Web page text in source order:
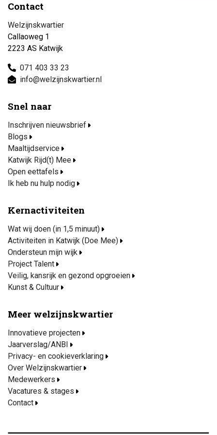
Contact
Welzijnskwartier
Callaoweg 1
2223 AS Katwijk
071 403 33 23
info@welzijnskwartier.nl
Snel naar
Inschrijven nieuwsbrief
Blogs
Maaltijdservice
Katwijk Rijd(t) Mee
Open eettafels
Ik heb nu hulp nodig
Kernactiviteiten
Wat wij doen (in 1,5 minuut)
Activiteiten in Katwijk (Doe Mee)
Ondersteun mijn wijk
Project Talent
Veilig, kansrijk en gezond opgroeien
Kunst & Cultuur
Meer welzijnskwartier
Innovatieve projecten
Jaarverslag/ANBI
Privacy- en cookieverklaring
Over Welzijnskwartier
Medewerkers
Vacatures & stages
Contact